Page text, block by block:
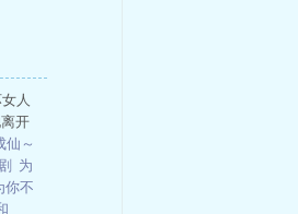
人
开
仙～
为
你不